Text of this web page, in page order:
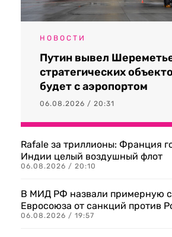
НОВОСТИ
Путин вывел
стратегических
будет с аэропортом
06.08.2026 / 20:31
Rafale за триллионы: Франция
Индии целый воздушный флот
06.08.2026 / 20:10
В МИД РФ назвали примерную
Евросоюза от санкций против
06.08.2026 / 19:57